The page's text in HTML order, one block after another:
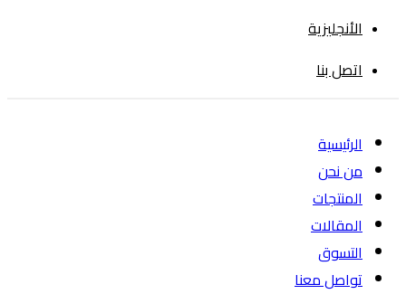
الأنجليزية
اتصل بنا
الرئيسية
من نحن
المنتجات
المقالات
التسوق
تواصل معنا